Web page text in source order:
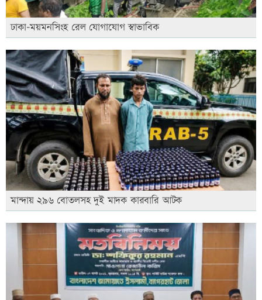
ঢাকা-ময়মনসিংহ রেল যোগাযোগ স্বাভাবিক
মান্দায় ২৯৬ বোতলসহ দুই মাদক কারবারি আটক